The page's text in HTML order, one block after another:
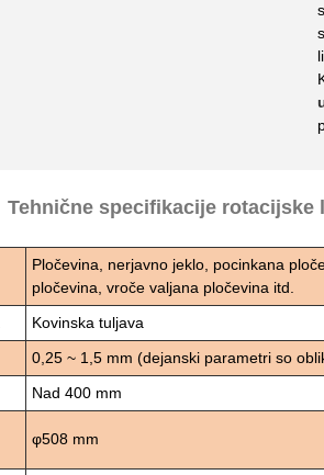
Tehnične specifikacije rotacijske
Pločevina, nerjavno jeklo, pocinkana
pločevina, vroče valjana pločevina itd.
Kovinska tuljava
0,25 ~ 1,5 mm (dejanski parametri so
Nad 400 mm
φ508 mm